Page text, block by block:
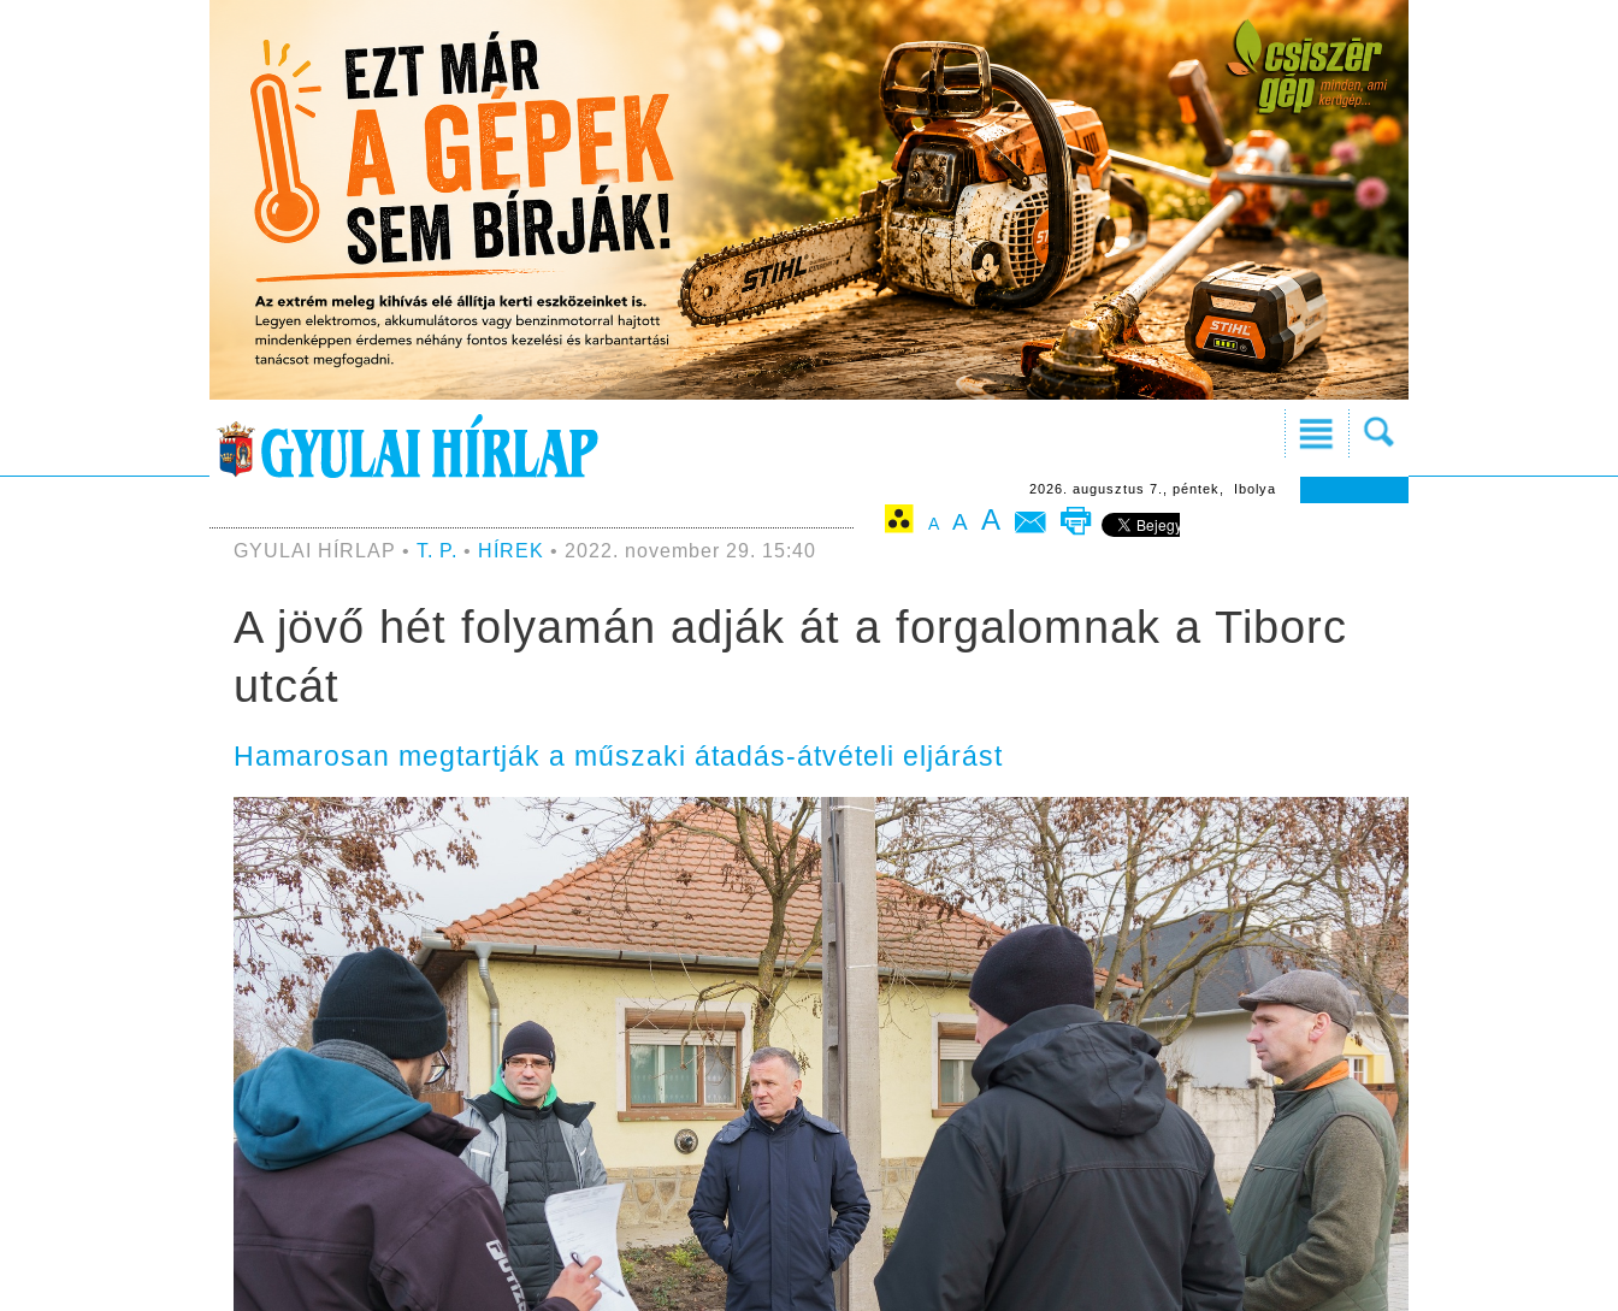
2026. augusztus 7., péntek, Ibolya
A A A
GYULAI HÍRLAP • T. P. • HÍREK • 2022. november 29. 15:40
A jövő hét folyamán adják át a forgalomnak a Tiborc
utcát
Hamarosan megtartják a műszaki átadás-átvételi eljárást